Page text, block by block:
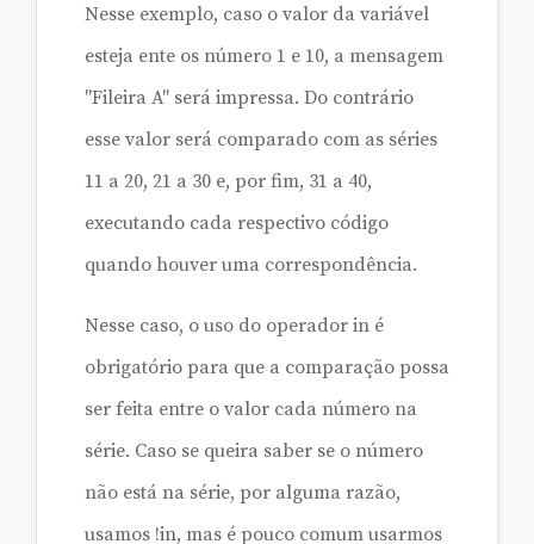
Nesse exemplo, caso o valor da variável
esteja ente os número 1 e 10, a mensagem
"Fileira A" será impressa. Do contrário
esse valor será comparado com as séries
11 a 20, 21 a 30 e, por fim, 31 a 40,
executando cada respectivo código
quando houver uma correspondência.
Nesse caso, o uso do operador in é
obrigatório para que a comparação possa
ser feita entre o valor cada número na
série. Caso se queira saber se o número
não está na série, por alguma razão,
usamos !in, mas é pouco comum usarmos